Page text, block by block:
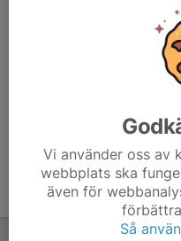
17:15-18:45
Vi använder oss av
webbplats ska
även för
Så